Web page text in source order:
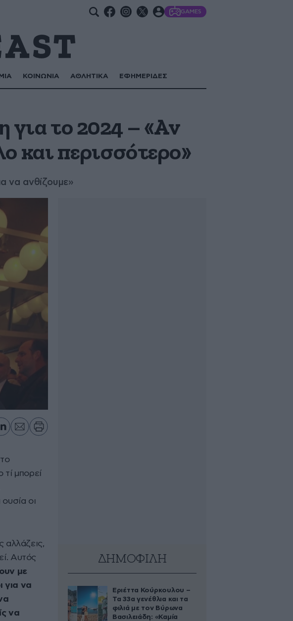
GAMES
ΚΟΙΝΩΝΙΑ ΑΘΛΗΤΙΚΑ ΕΦΗΜΕΡΙΔΕΣ
για το 2024 – «Αν
και περισσότερο»
να ανθίζουμε»
μπορεί
οι
αλλάζεις,
Αυτός
με
για να
να
ΔΗΜΟΦΙΛΗ
Εριέττα Κούρκουλου –
Τα 33α γενέθλια και τα
φιλιά με τον Βύρωνα
Βασιλειάδη: «Καμία